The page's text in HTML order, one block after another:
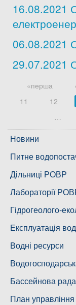
16.08.2021
06.08.2021
29.07.2021
Сторінки
«перша
11
12
…
Новини
Питне
м. Миколаїв
Казанківська ТГ
Дільниці РОВР
Новоодеська
Воскресенська
Ковалівська
Новобузька
Снігурівська
Дільниця з
водоочисних
Лабораторії
Лабораторія
Лабораторія
Гідрогеолого-
Експлуатація
Водні ресурси
Режими роботи
Бассейнова рада
Басейнова рада
План